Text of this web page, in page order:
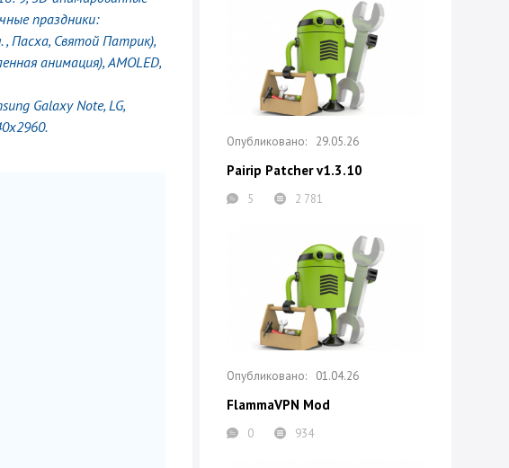
праздники:
, Пасха, Святой Патрик),
анимация), AMOLED,
Galaxy Note, LG,
29.05.26
Pairip Patcher v1.3.10
5 2 781
01.04.26
FlammaVPN Mod
0 934